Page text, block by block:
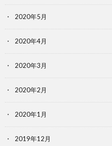
2020年5月
2020年4月
2020年3月
2020年2月
2020年1月
2019年12月